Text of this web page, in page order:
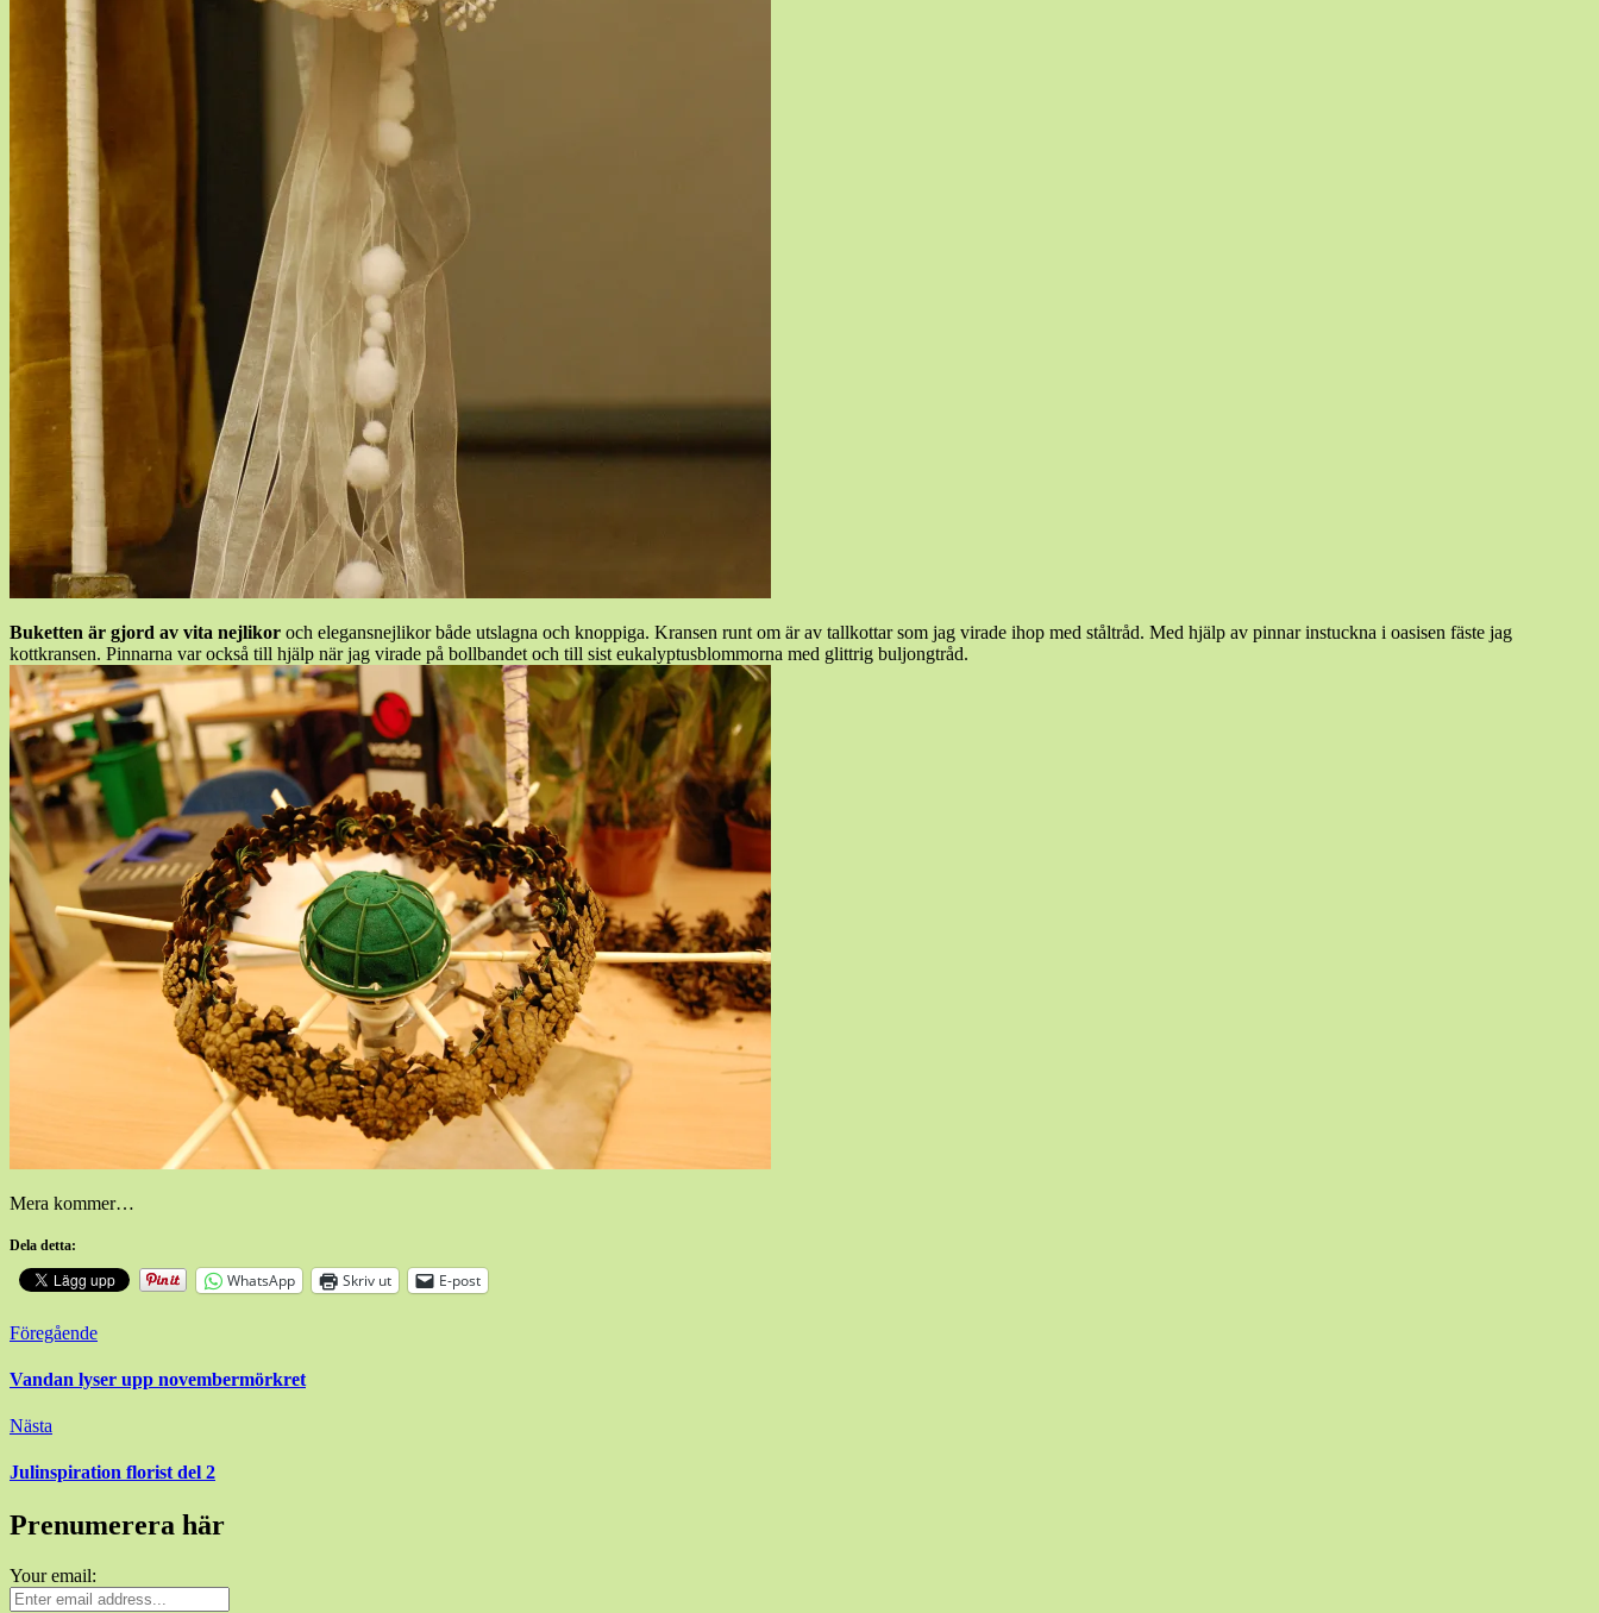
Buketten är gjord av vita nejlikor och elegansnejlikor både utslagna och knoppiga. Kransen runt om är av tallkottar som jag virade ihop med ståltråd. Med hjälp av pinnar instuckna i oasisen fäste jag
kottkransen. Pinnarna var också till hjälp när jag virade på bollbandet och till sist eukalyptusblommorna med glittrig buljongtråd.
Mera kommer…
Dela detta:
WhatsApp Skriv ut E-post
Inläggsnavigering
Föregående
Vandan lyser upp novembermörkret
Nästa
Julinspiration florist del 2
Prenumerera här
Your email: